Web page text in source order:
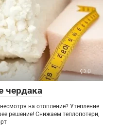
0
чердака
на отопление? Утепление
решение! Снижаем теплопотери,